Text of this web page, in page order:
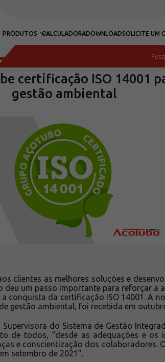
PRODUTOS CALCULADORADOWNLOADSOLICITE UM
certificação ISO 14001
gestão ambiental
clientes as melhores soluções e
um passo importante para reforçar a
conquista da certificação ISO 14001. A
gestão ambiental, foi recebida em
do Sistema de Gestão
de todos, “desde as adequações e os
e conscientização dos colaboradores.
setembro de 2021”.